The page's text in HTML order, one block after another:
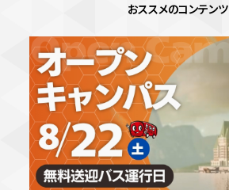
おススメのコンテンツ